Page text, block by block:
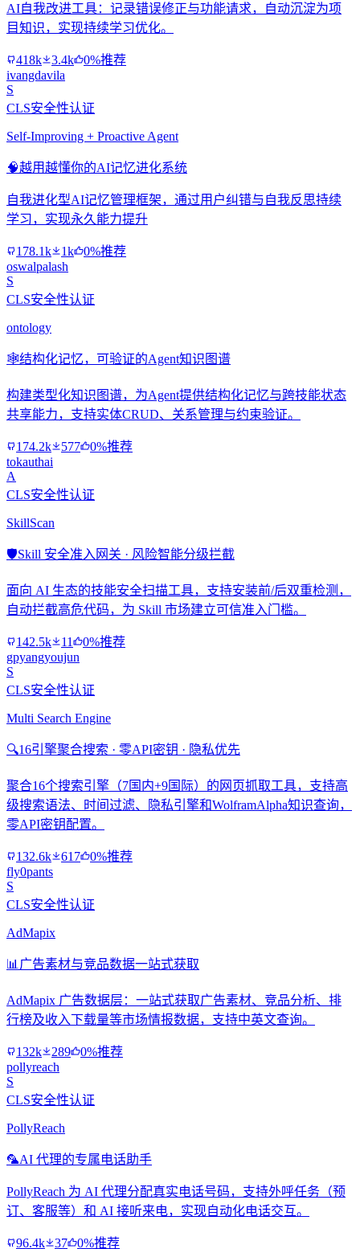
AI自我改进工具：记录错误修正与功能请求，自动沉淀为项
目知识，实现持续学习优化。
418k 3.4k
0%推荐
ivangdavila
S
CLS安全性认证
Self-Improving + Proactive Agent
🧠越用越懂你的AI记忆进化系统
自我进化型AI记忆管理框架，通过用户纠错与自我反思持续
学习，实现永久能力提升
178.1k 1k
0%推荐
oswalpalash
S
CLS安全性认证
ontology
🕸️结构化记忆，可验证的Agent知识图谱
构建类型化知识图谱，为Agent提供结构化记忆与跨技能状态
共享能力，支持实体CRUD、关系管理与约束验证。
174.2k 577
0%推荐
tokauthai
A
CLS安全性认证
SkillScan
🛡️Skill 安全准入网关 · 风险智能分级拦截
面向 AI 生态的技能安全扫描工具，支持安装前/后双重检测，
自动拦截高危代码，为 Skill 市场建立可信准入门槛。
142.5k 11
0%推荐
gpyangyoujun
S
CLS安全性认证
Multi Search Engine
🔍16引擎聚合搜索 · 零API密钥 · 隐私优先
聚合16个搜索引擎（7国内+9国际）的网页抓取工具，支持高
级搜索语法、时间过滤、隐私引擎和WolframAlpha知识查询，
零API密钥配置。
132.6k 617
0%推荐
fly0pants
S
CLS安全性认证
AdMapix
📊 广告素材与竞品数据一站式获取
AdMapix 广告数据层：一站式获取广告素材、竞品分析、排
行榜及收入下载量等市场情报数据，支持中英文查询。
132k 289
0%推荐
pollyreach
S
CLS安全性认证
PollyReach
🦜AI 代理的专属电话助手
PollyReach 为 AI 代理分配真实电话号码，支持外呼任务（预
订、客服等）和 AI 接听来电，实现自动化电话交互。
96.4k 37 0%推荐